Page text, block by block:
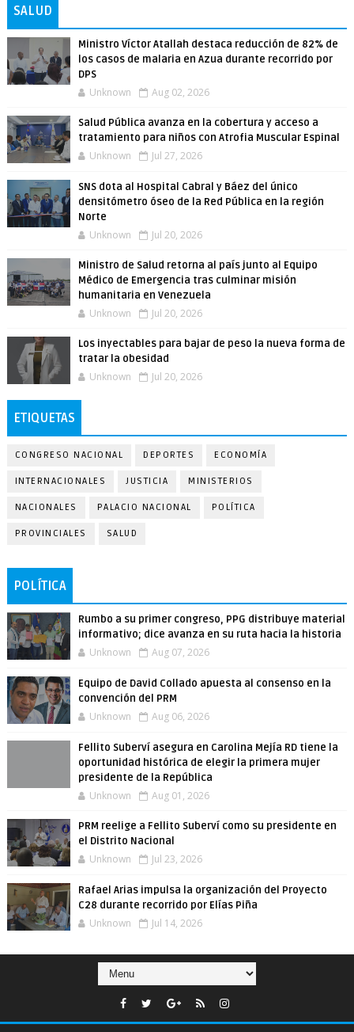
SALUD
Ministro Víctor Atallah destaca reducción de 82% de
los casos de malaria en Azua durante recorrido por
DPS
Unknown Aug 02, 2026
Salud Pública avanza en la cobertura y acceso a
tratamiento para niños con Atrofia Muscular Espinal
Unknown Jul 27, 2026
SNS dota al Hospital Cabral y Báez del único
densitómetro óseo de la Red Pública en la región
Norte
Unknown Jul 20, 2026
Ministro de Salud retorna al país junto al Equipo
Médico de Emergencia tras culminar misión
humanitaria en Venezuela
Unknown Jul 20, 2026
Los inyectables para bajar de peso la nueva forma de
tratar la obesidad
Unknown Jul 20, 2026
ETIQUETAS
CONGRESO NACIONAL DEPORTES ECONOMÍA
INTERNACIONALES JUSTICIA MINISTERIOS
NACIONALES PALACIO NACIONAL POLÍTICA
PROVINCIALES SALUD
POLÍTICA
Rumbo a su primer congreso, PPG distribuye material
informativo; dice avanza en su ruta hacia la historia
Unknown Aug 07, 2026
Equipo de David Collado apuesta al consenso en la
convención del PRM
Unknown Aug 06, 2026
Fellito Suberví asegura en Carolina Mejía RD tiene la
oportunidad histórica de elegir la primera mujer
presidente de la República
Unknown Aug 01, 2026
PRM reelige a Fellito Suberví como su presidente en
el Distrito Nacional
Unknown Jul 23, 2026
Rafael Arias impulsa la organización del Proyecto
C28 durante recorrido por Elías Piña
Unknown Jul 14, 2026